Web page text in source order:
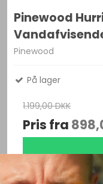
Pinewood
Pinewood
På lager
1.199,00 DKK
Pris fra